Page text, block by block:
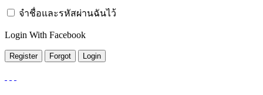
จำชื่อและรหัสผ่านฉันไว้
Login With Facebook